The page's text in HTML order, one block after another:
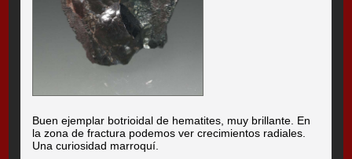
Buen ejemplar botrioidal de hematites, muy brillante. En
la zona de fractura podemos ver crecimientos radiales.
Una curiosidad marroquí.